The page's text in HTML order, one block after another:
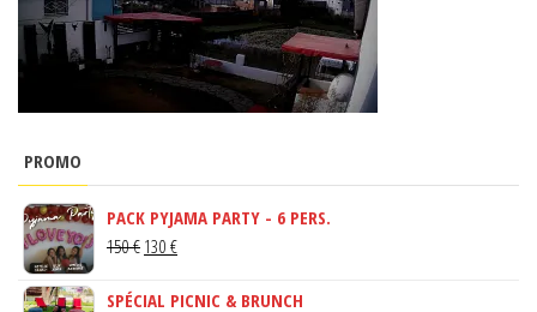
PROMO
PACK PYJAMA PARTY - 6 PERS.
150€ LE
INITIAL
130 €LE
ACTUEL
SPÉCIAL PICNIC & BRUNCH